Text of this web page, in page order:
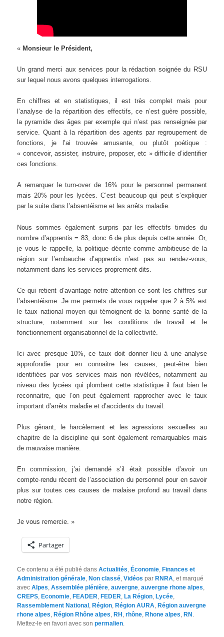
« Monsieur le Président,
Un grand merci aux services pour la rédaction soignée du RSU
sur lequel nous avons quelques interrogations.
En chiffres et en statistiques, il est très complet mais pour
l’analyse de la répartition des effectifs, ce n’est guère possible,
la pyramide des âges par exemple qui n’est pas renseignée par
service. Quant à la répartition des agents par regroupement de
fonctions, je l’ai trouvée amusante, ou plutôt poétique :
« concevoir, assister, instruire, proposer, etc » difficile d’identifier
ces fonctions.
A remarquer le turn-over de 16% pour le personnel permanent
mais 20% pour les lycées. C’est beaucoup qui peut s’expliquer
par la suite dans l’absentéisme et les arrêts maladie.
Nous sommes également surpris par les effectifs timides du
nombre d’apprentis = 83, donc 6 de plus depuis cette année. Or,
je vous le rappelle, la politique décrite comme ambitieuse de la
région sur l’embauche d’apprentis n’est pas au rendez-vous,
notamment dans les services proprement dits.
Ce qui retient d’avantage notre attention ce sont les chiffres sur
l’absentéisme. Je me permets de vous rappeler que 2 à 5% est
le taux national moyen qui témoignent de la bonne santé de la
structure, notamment sur les conditions de travail et le
fonctionnement organisationnel de la collectivité.
Ici avec presque 10%, ce taux doit donner lieu à une analyse
approfondie pour en connaitre les causes, peut-être bien
identifiées par vos services mais non révélées, notamment au
niveau des lycées qui plombent cette statistique il faut bien le
reconnaitre, que l’on peut également rapprocher avec le taux
important d’arrêts maladie et d’accidents du travail.
Plus gênant, le harcèlement et les agressions sexuelles au
chapitre de la discipline qui sont également remarquables mais
de mauvaise manière.
En commission, j’ai demandé s’il était possible d’avoir un
compte-rendu récent de l’association du personnel pour en savoir
plus sur toutes ces causes de malaise profond au travail dans
notre région.
Je vous remercie. »
Partager
Ce contenu a été publié dansActualités, Économie, Finances et
Administration générale, Non classé,Vidéos par RNRA, et marqué
avecAlpes,Assemblée plénière,auvergne,auvergne rhone alpes,
CREPS, Economie, FEADER, FEDER, La Région, Lycée,
Rassemblement National , Région, Région AURA, Région auvergne
rhone alpes, Région Rhône alpes, RH ,rhône, Rhone alpes, RN .
Mettez-le en favori avec sonpermalien.